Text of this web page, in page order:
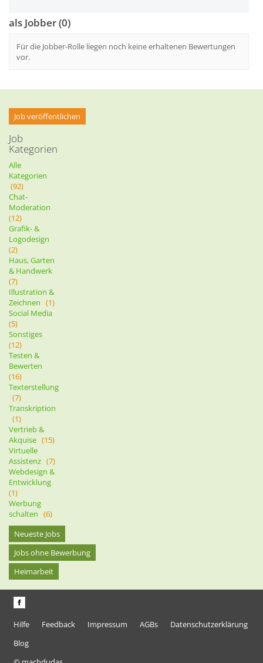
als Jobber (0)
Für die Jobber-Rolle liegen noch keine erhaltenen Bewertungen
vor.
Job veröffentlichen
Job
Kategorien
Alle
Kategorien
(92)
Chat-
Moderation
(12)
Grafik- &
Logodesign
(2)
Haus, Garten
& Handwerk
(7)
Illustration &
Zeichnen (1)
Social Media
(5)
Sonstiges
(12)
Testen &
Bewerten
(16)
Texterstellung
(7)
Transkription
(1)
Vertrieb &
Akquise (15)
Virtuelle
Assistenz (7)
Webdesign &
Entwicklung
(1)
Werbung
schalten (6)
Neueste Jobs
Jobs ohne Bewerbung
Heimarbeit
Hilfe Feedback Impressum AGBs
Datenschutzerklärung
Blog